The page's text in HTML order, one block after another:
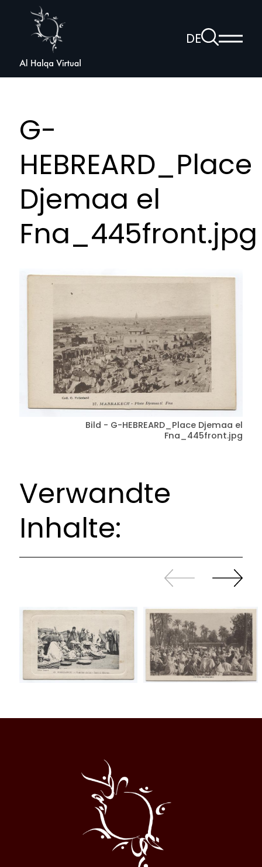
Halqa
DEZur
Suchseite
G-
HEBREARD_Place
Djemaa el
Fna_445front.jpg
Bild - G-HEBREARD_Place Djemaa el
Fna_445front.jpg
Verwandte
Inhalte:
Zurück
sliden
Weiter
sliden
Halqa